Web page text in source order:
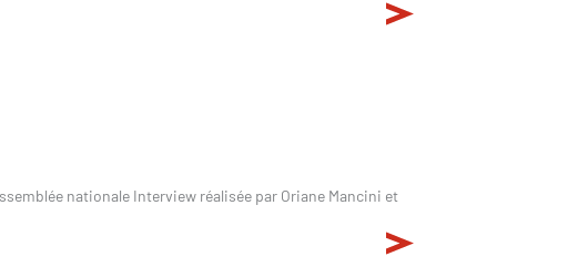
nationale Interview réalisée par Oriane Mancini et